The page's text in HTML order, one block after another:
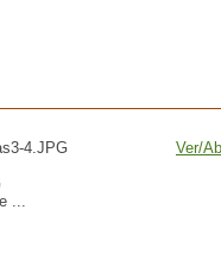
4.JPG
...
Ver/